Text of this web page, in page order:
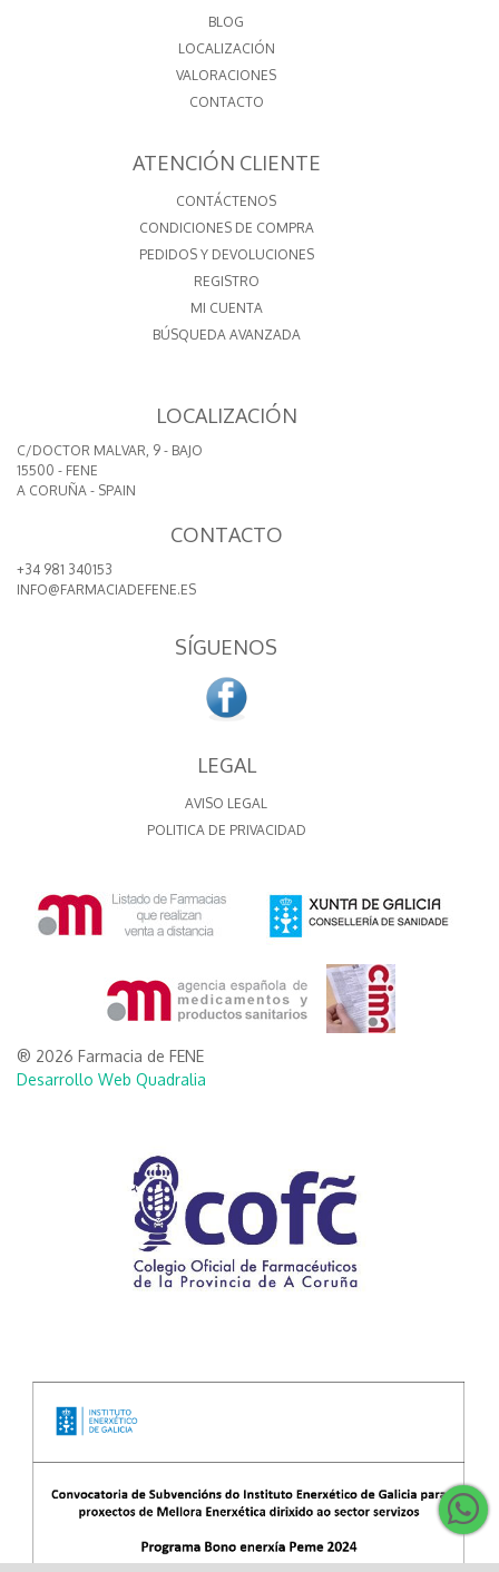
BLOG
LOCALIZACIÓN
VALORACIONES
CONTACTO
ATENCIÓN CLIENTE
CONTÁCTENOS
CONDICIONES DE COMPRA
PEDIDOS Y DEVOLUCIONES
REGISTRO
MI CUENTA
BÚSQUEDA AVANZADA
LOCALIZACIÓN
C/DOCTOR MALVAR, 9 - BAJO
15500 - FENE
A CORUÑA - SPAIN
CONTACTO
+34 981 340153
INFO@FARMACIADEFENE.ES
SÍGUENOS
LEGAL
AVISO LEGAL
POLITICA DE PRIVACIDAD
® 2026 Farmacia de FENE
Desarrollo Web Quadralia